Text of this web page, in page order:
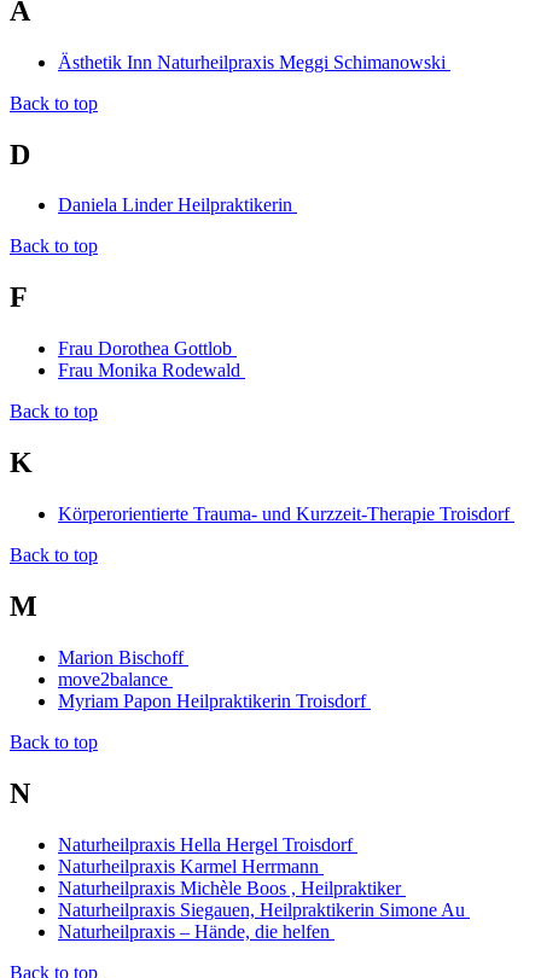
A
Ästhetik Inn Naturheilpraxis Meggi Schimanowski
Back to top
D
Daniela Linder Heilpraktikerin
Back to top
F
Frau Dorothea Gottlob
Frau Monika Rodewald
Back to top
K
Körperorientierte Trauma- und Kurzzeit-Therapie Troisdorf
Back to top
M
Marion Bischoff
move2balance
Myriam Papon Heilpraktikerin Troisdorf
Back to top
N
Naturheilpraxis Hella Hergel Troisdorf
Naturheilpraxis Karmel Herrmann
Naturheilpraxis Michèle Boos , Heilpraktiker
Naturheilpraxis Siegauen, Heilpraktikerin Simone Au
Naturheilpraxis – Hände, die helfen
Back to top